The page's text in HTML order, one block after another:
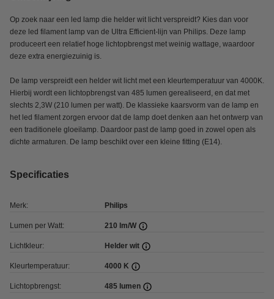
Op zoek naar een led lamp die helder wit licht verspreidt? Kies dan voor
deze led filament lamp van de Ultra Efficient-lijn van Philips. Deze lamp
produceert een relatief hoge lichtopbrengst met weinig wattage, waardoor
deze extra energiezuinig is.
De lamp verspreidt een helder wit licht met een kleurtemperatuur van 4000K.
Hierbij wordt een lichtopbrengst van 485 lumen gerealiseerd, en dat met
slechts 2,3W (210 lumen per watt). De klassieke kaarsvorm van de lamp en
het led filament zorgen ervoor dat de lamp doet denken aan het ontwerp van
een traditionele gloeilamp. Daardoor past de lamp goed in zowel open als
dichte armaturen. De lamp beschikt over een kleine fitting (E14).
Specificaties
Merk: Philips
Lumen per Watt: 210 lm/W
Lichtkleur: Helder wit
Kleurtemperatuur: 4000 K
Lichtopbrengst: 485 lumen